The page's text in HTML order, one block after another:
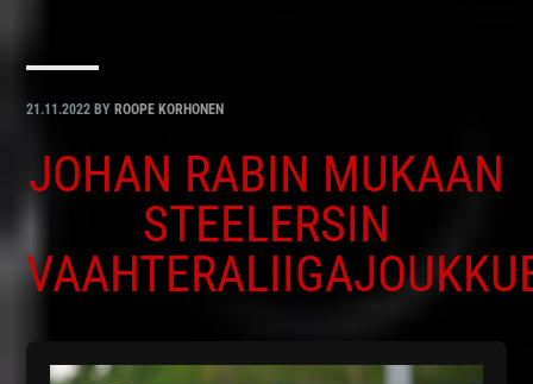
21.11.2022 BY ROOPE KORHONEN
JOHAN RABIN MUKAAN
STEELERSIN